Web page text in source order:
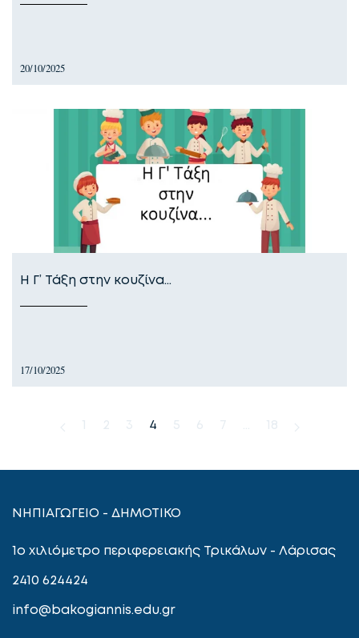
20/10/2025
Η Γ’ Τάξη στην κουζίνα…
17/10/2025
1 2 3 4 5 6 7 … 18
ΝΗΠΙΑΓΩΓΕΙΟ - ΔΗΜΟΤΙΚΟ
1ο χιλιόμετρο περιφερειακής Τρικάλων - Λάρισας
2410 624424
info@bakogiannis.edu.gr